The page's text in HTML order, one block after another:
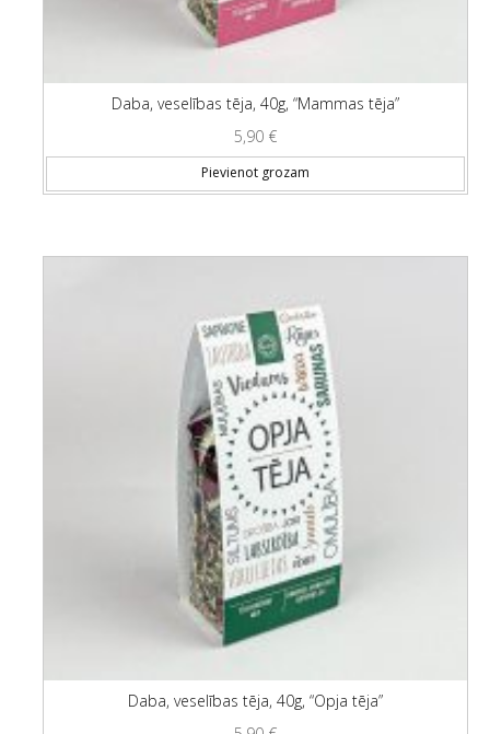
Daba, veselības tēja, 40g, “Mammas tēja”
5,90 €
Pievienot grozam
Daba, veselības tēja, 40g, “Opja tēja”